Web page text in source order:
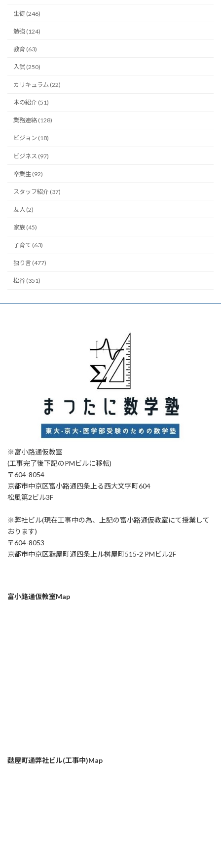
生徒 (246)
勉強 (124)
教育 (63)
入試 (250)
カリキュラム (22)
本の紹介 (51)
業務連絡 (128)
ビジョン (18)
ビジネス (97)
卒業生 (92)
スタッフ紹介 (37)
友人 (2)
家族 (45)
子育て (63)
独り言 (477)
松谷 (351)
※富小路通仮教室
(工事完了後下記のPMビルに移転)
〒604-8054
京都市中京区富小路通四条上る西大文字町604
松風第2ビル3F
※弊社ビル(現在工事中の為、上記の富小路通仮教室にて授業して
おります)
〒604-8053
京都市中京区麩屋町通四条上ル桝屋町515-2 PMビル2F
富小路通仮教室Map
麩屋町通弊社ビル(工事中)Map